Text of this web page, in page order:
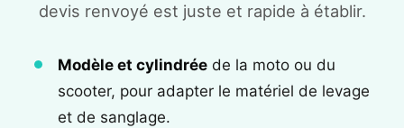
devis renvoyé est juste et rapide à établir.
Modèle et cylindrée de la moto ou du
scooter, pour adapter le matériel de levage
et de sanglage.